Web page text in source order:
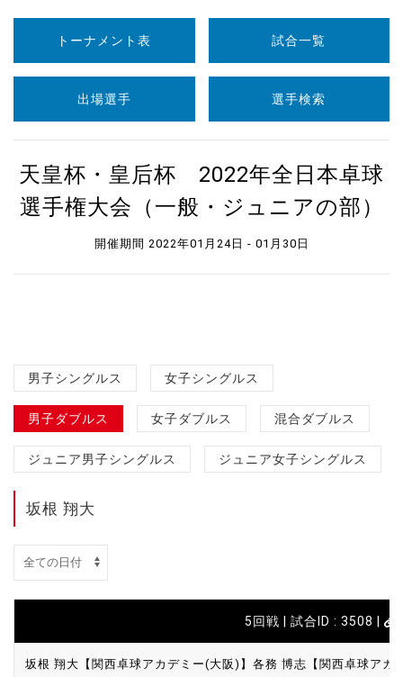
トーナメント表 試合一覧
出場選手 選手検索
天皇杯・皇后杯 2022年全日本卓球
選手権大会（一般・ジュニアの部）
開催期間 2022年01月24日 - 01月30日
男子シングルス 女子シングルス
男子ダブルス 女子ダブルス 混合ダブルス
ジュニア男子シングルス ジュニア女子シングルス
坂根 翔大
5回戦 | 試合ID : 3508 |
坂根 翔大【関西卓球アカデミー(大阪)】 各務 博志【関西卓球アカ